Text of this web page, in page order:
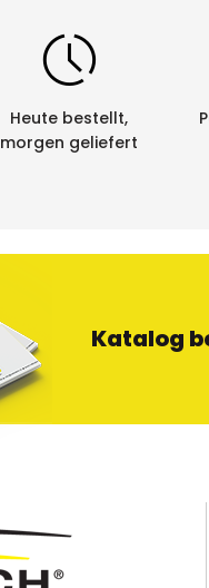
Heute bestellt,
morgen geliefert
Katalog